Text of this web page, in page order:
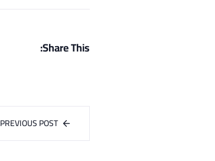
Share This:
PREVIOUS POST